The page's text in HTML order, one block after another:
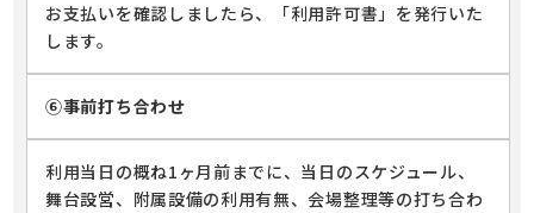
お支払いを確認しましたら、「利用許可書」を発行いた
します。
⑥事前打ち合わせ
利用当日の概ね1ヶ月前までに、当日のスケジュール、
舞台設営、附属設備の利用有無、会場整理等の打ち合わ